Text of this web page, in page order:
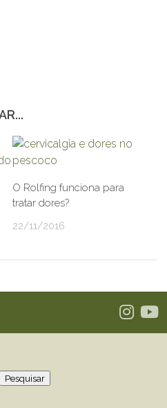
O Rolfing funciona para
tratar dores?
22/11/2016
Pesquisar